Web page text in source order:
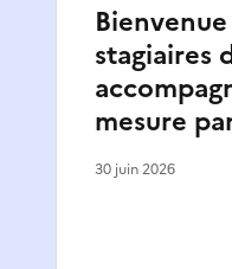
stagiaires
mesure
30 juin 2026